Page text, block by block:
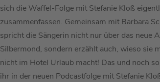
sich die Waffel-Folge mit Stefanie Kloß
zusammenfassen. Gemeinsam mit Barbara
spricht die Sängerin nicht nur über das neue
Silbermond, sondern erzählt auch, wieso sie
nicht im Hotel Urlaub macht! Das und noch
ihr in der neuen Podcastfolge mit Stefanie